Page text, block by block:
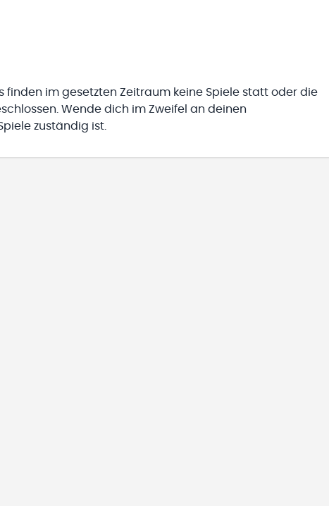
finden im gesetzten Zeitraum keine Spiele statt oder die
Wende dich im Zweifel an deinen
zuständig ist.